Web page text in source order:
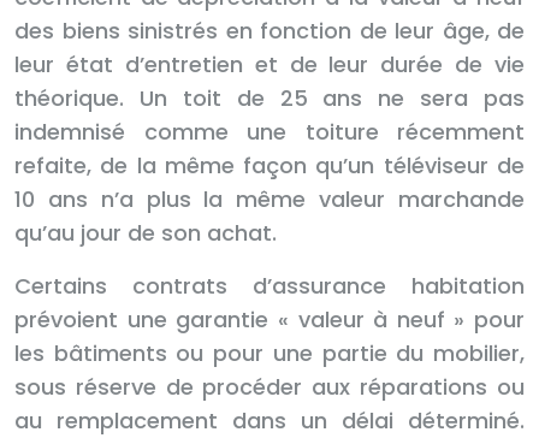
des biens sinistrés en fonction de leur âge, de
leur état d’entretien et de leur durée de vie
théorique. Un toit de 25 ans ne sera pas
indemnisé comme une toiture récemment
refaite, de la même façon qu’un téléviseur de
10 ans n’a plus la même valeur marchande
qu’au jour de son achat.
Certains contrats d’assurance habitation
prévoient une garantie « valeur à neuf » pour
les bâtiments ou pour une partie du mobilier,
sous réserve de procéder aux réparations ou
au remplacement dans un délai déterminé.